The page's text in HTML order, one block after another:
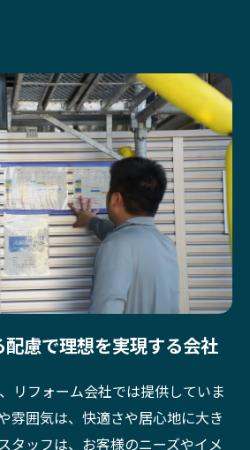
慮で理想を実現する会社
リフォーム会社では提供していま
雰囲気は、快適さや居心地に大き
タッフは、お客様のニーズやイメ